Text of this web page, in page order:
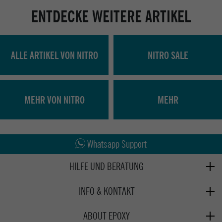
ENTDECKE WEITERE ARTIKEL
ALLE ARTIKEL VON NITRO NITRO SALE
MEHR VON NITRO MEHR
Whatsapp Support
HILFE UND BERATUNG
Retoure
INFO & KONTAKT
ABOUT EPOXY